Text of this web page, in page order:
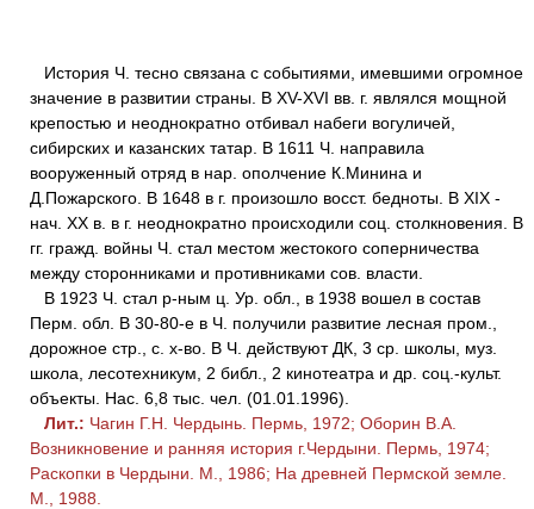
История Ч. тесно связана с событиями, имевшими огромное
значение в развитии страны. В XV-XVI вв. г. являлся мощной
крепостью и неоднократно отбивал набеги вогуличей,
сибирских и казанских татар. В 1611 Ч. направила
вооруженный отряд в нар. ополчение К.Минина и
Д.Пожарского. В 1648 в г. произошло восст. бедноты. В XIX -
нач. XX в. в г. неоднократно происходили соц. столкновения. В
гг. гражд. войны Ч. стал местом жестокого соперничества
между сторонниками и противниками сов. власти.
В 1923 Ч. стал р-ным ц. Ур. обл., в 1938 вошел в состав
Перм. обл. В 30-80-е в Ч. получили развитие лесная пром.,
дорожное стр., с. х-во. В Ч. действуют ДК, 3 ср. школы, муз.
школа, лесотехникум, 2 библ., 2 кинотеатра и др. соц.-культ.
объекты. Нас. 6,8 тыс. чел. (01.01.1996).
Лит.: Чагин Г.Н. Чердынь. Пермь, 1972; Оборин В.А.
Возникновение и ранняя история г.Чердыни. Пермь, 1974;
Раскопки в Чердыни. М., 1986; На древней Пермской земле.
М., 1988.